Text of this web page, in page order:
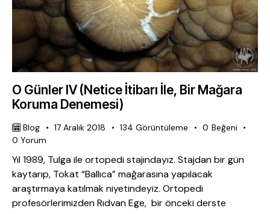
O Günler IV (Netice İtibarı İle, Bir Mağara
Koruma Denemesi)
Blog 17 Aralık 2018 134 Görüntüleme 0 Beğeni
0 Yorum
Yıl 1989, Tulga ile ortopedi stajındayız. Stajdan bir gün
kaytarıp, Tokat “Ballıca” mağarasına yapılacak
araştırmaya katılmak niyetindeyiz. Ortopedi
profesörlerimizden Rıdvan Ege, bir önceki derste